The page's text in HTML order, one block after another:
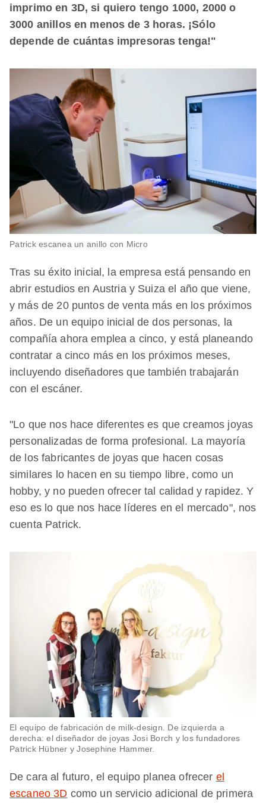
imprimo en 3D, si quiero tengo 1000, 2000 o
3000 anillos en menos de 3 horas. ¡Sólo
depende de cuántas impresoras tenga!"
Patrick escanea un anillo con Micro
Tras su éxito inicial, la empresa está pensando en
abrir estudios en Austria y Suiza el año que viene,
y más de 20 puntos de venta más en los próximos
años. De un equipo inicial de dos personas, la
compañía ahora emplea a cinco, y está planeando
contratar a cinco más en los próximos meses,
incluyendo diseñadores que también trabajarán
con el escáner.
"Lo que nos hace diferentes es que creamos joyas
personalizadas de forma profesional. La mayoría
de los fabricantes de joyas que hacen cosas
similares lo hacen en su tiempo libre, como un
hobby, y no pueden ofrecer tal calidad y rapidez. Y
eso es lo que nos hace líderes en el mercado", nos
cuenta Patrick.
El equipo de fabricación de milk-design. De izquierda a
derecha: el diseñador de joyas Josi Borch y los fundadores
Patrick Hübner y Josephine Hammer.
De cara al futuro, el equipo planea ofrecer el
escaneo 3D como un servicio adicional de primera